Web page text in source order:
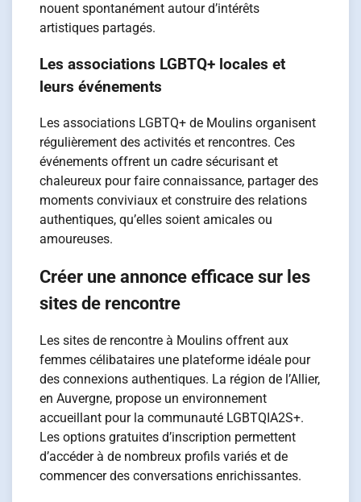
nouent spontanément autour d’intérêts
artistiques partagés.
Les associations LGBTQ+ locales et
leurs événements
Les associations LGBTQ+ de Moulins organisent
régulièrement des activités et rencontres. Ces
événements offrent un cadre sécurisant et
chaleureux pour faire connaissance, partager des
moments conviviaux et construire des relations
authentiques, qu’elles soient amicales ou
amoureuses.
Créer une annonce efficace sur les
sites de rencontre
Les sites de rencontre à Moulins offrent aux
femmes célibataires une plateforme idéale pour
des connexions authentiques. La région de l’Allier,
en Auvergne, propose un environnement
accueillant pour la communauté LGBTQIA2S+.
Les options gratuites d’inscription permettent
d’accéder à de nombreux profils variés et de
commencer des conversations enrichissantes.